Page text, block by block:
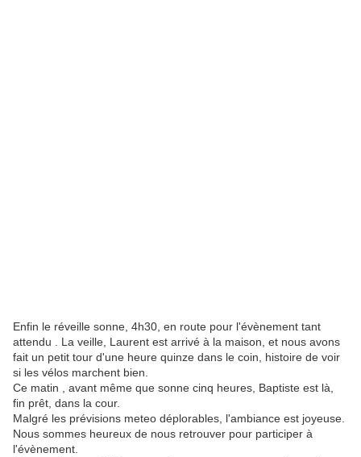
Enfin le réveille sonne, 4h30, en route pour l'évènement tant
attendu . La veille, Laurent est arrivé à la maison, et nous avons
fait un petit tour d'une heure quinze dans le coin, histoire de voir
si les vélos marchent bien.
Ce matin , avant même que sonne cinq heures, Baptiste est là,
fin prêt, dans la cour.
Malgré les prévisions meteo déplorables, l'ambiance est joyeuse.
Nous sommes heureux de nous retrouver pour participer à
l'évènement.